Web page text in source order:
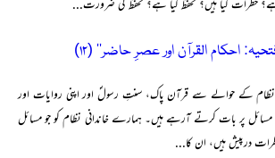
خطرات کیا ہیں؟ تحفظ کیا ہے؟ تحفظ کی ضرورت...
احکام القرآن اور عصرِ حاضر‘‘ (۱۲)
نظام کے حوالے سے قرآن پاک، سنتِ رسولؐ اور اپنی روایات اور
پر بات کرتے آرہے ہیں۔ ہمارے خاندانی نظام کو جو مسائل
درپیش ہیں، ان کا...